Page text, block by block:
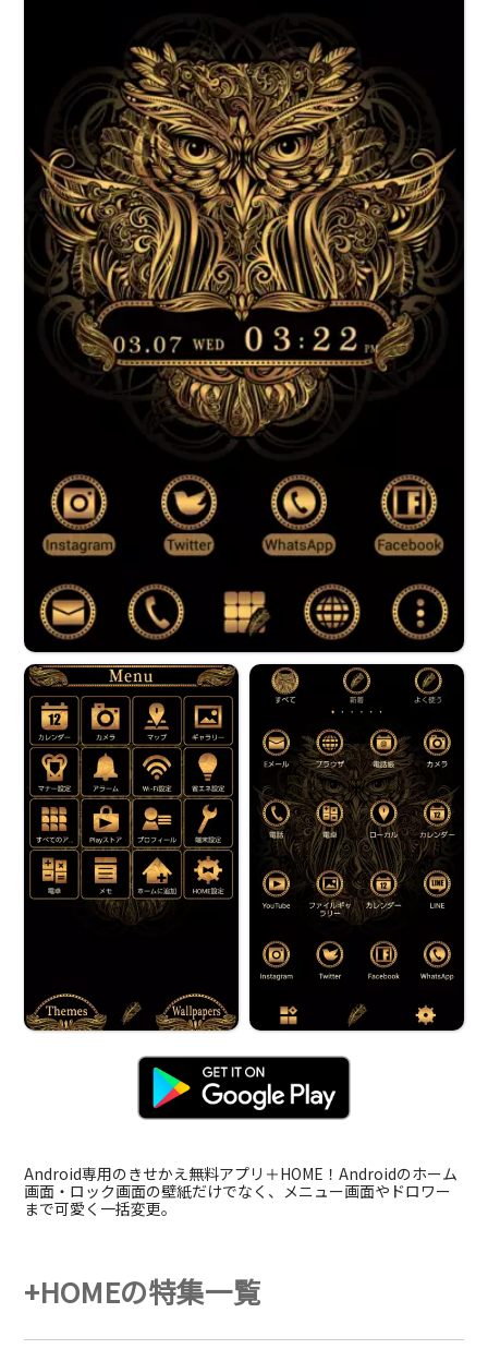
Android専用のきせかえ無料アプリ＋HOME！Androidのホーム
画面・ロック画面の壁紙だけでなく、メニュー画面やドロワー
まで可愛く一括変更。
+HOMEの特集一覧